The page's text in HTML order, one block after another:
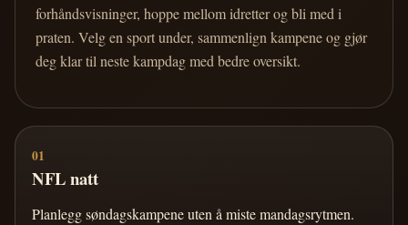
forhåndsvisninger, hoppe mellom idretter og bli med i
praten. Velg en sport under, sammenlign kampene og gjør
deg klar til neste kampdag med bedre oversikt.
01
NFL natt
Planlegg søndagskampene uten å miste mandagsrytmen.